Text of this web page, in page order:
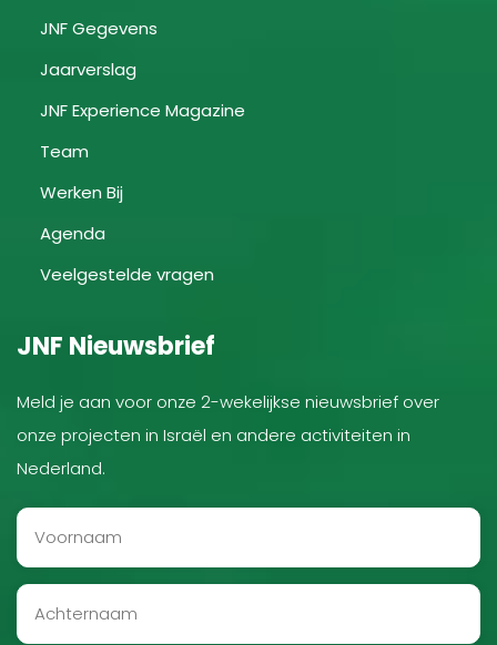
JNF Gegevens
Jaarverslag
JNF Experience Magazine
Team
Werken Bij
Agenda
Veelgestelde vragen
JNF Nieuwsbrief
Meld je aan voor onze 2-wekelijkse nieuwsbrief over
onze projecten in Israël en andere activiteiten in
Nederland.